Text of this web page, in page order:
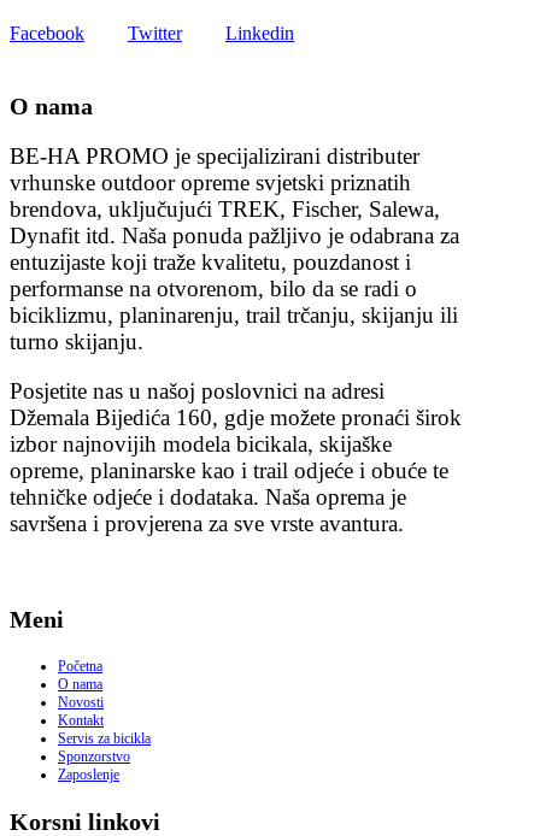
Facebook Twitter Linkedin
O nama
BE-HA PROMO je specijalizirani distributer
vrhunske outdoor opreme svjetski priznatih
brendova, uključujući TREK, Fischer, Salewa,
Dynafit itd. Naša ponuda pažljivo je odabrana za
entuzijaste koji traže kvalitetu, pouzdanost i
performanse na otvorenom, bilo da se radi o
biciklizmu, planinarenju, trail trčanju, skijanju ili
turno skijanju.
Posjetite nas u našoj poslovnici na adresi
Džemala Bijedića 160, gdje možete pronaći širok
izbor najnovijih modela bicikala, skijaške
opreme, planinarske kao i trail odjeće i obuće te
tehničke odjeće i dodataka. Naša oprema je
savršena i provjerena za sve vrste avantura.
Meni
Početna
O nama
Novosti
Kontakt
Servis za bicikla
Sponzorstvo
Zaposlenje
Korsni linkovi